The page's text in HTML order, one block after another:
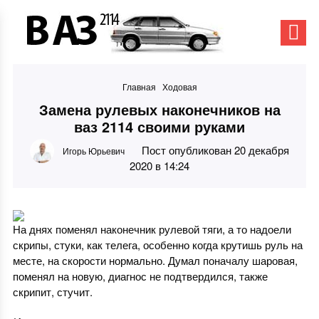
Главная Ходовая
Замена рулевых наконечников на
ваз 2114 своими руками
Игорь Юрьевич
Пост опубликован 20 декабря
2020 в 14:24
На днях поменял наконечник рулевой тяги, а то надоели
скрипы, стуки, как телега, особенно когда крутишь руль на
месте, на скорости нормально. Думал поначалу шаровая,
поменял на новую, диагнос не подтвердился, также
скрипит, стучит.